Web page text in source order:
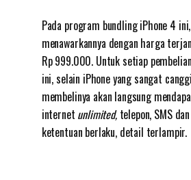
Pada program bundling iPhone 4
menawarkannya dengan harga
Rp 999.000. Untuk setiap
ini, selain iPhone yang sangat
membelinya akan langsung
internet unlimited, telepon, SMS
ketentuan berlaku, detail terlampir.